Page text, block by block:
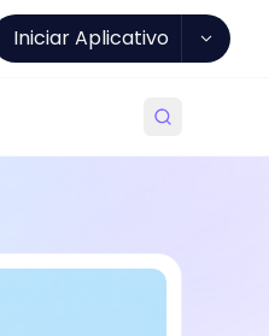
Iniciar Aplicativo